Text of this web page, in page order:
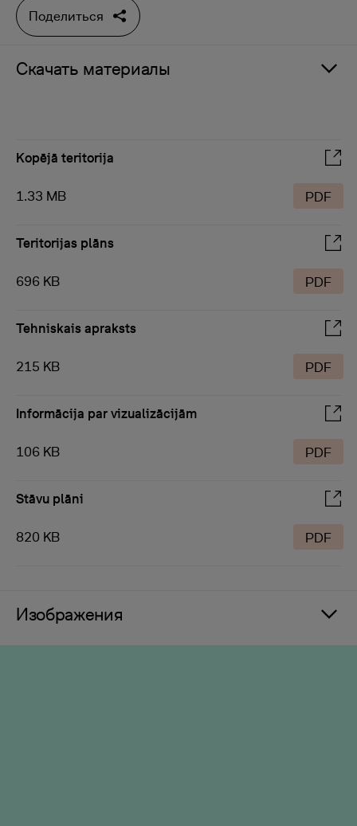
Поделиться
Скачать материалы
Kopējā teritorija
1.33 MB PDF
Teritorijas plāns
696 KB PDF
Tehniskais apraksts
215 KB PDF
Informācija par vizualizācijām
106 KB PDF
Stāvu plāni
820 KB PDF
Изображения